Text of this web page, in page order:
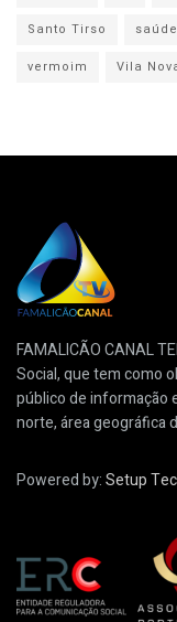
Santo Tirso
saúde
vermoim
Vila
FAMALICÃO CANAL
Social, que tem como
público de informação
norte, área geográfica
Powered by:Setup